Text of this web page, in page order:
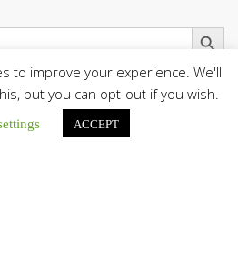
Botón de
programa oficial del Viaje
to improve your experience. We'll
but you can opt-out if you wish.
ACCEPT